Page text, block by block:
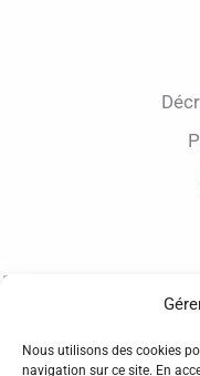
Nous utilisons des cookies
navigation sur ce site. En